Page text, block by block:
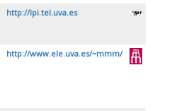
http://lpi.tel.uva.es
http://www.ele.uva.es/~mmm/